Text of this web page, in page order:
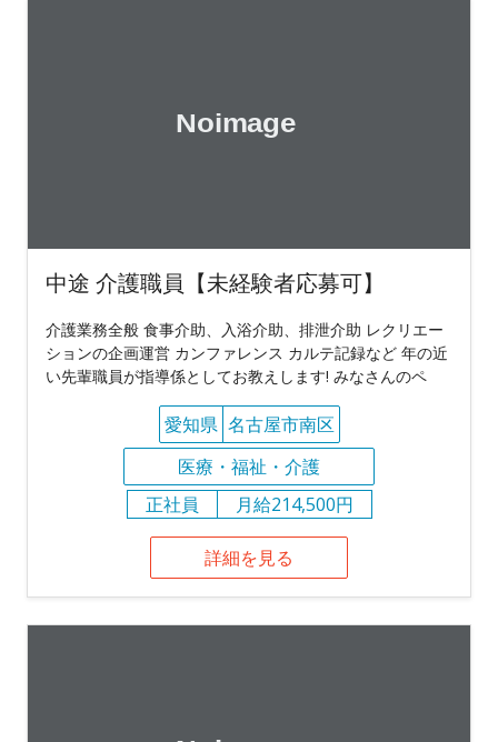
中途 介護職員【未経験者応募可】
介護業務全般 食事介助、入浴介助、排泄介助 レクリエー
ションの企画運営 カンファレンス カルテ記録など 年の近
い先輩職員が指導係としてお教えします! みなさんのペ
愛知県 名古屋市南区
医療・福祉・介護
正社員
月給214,500円
詳細を見る